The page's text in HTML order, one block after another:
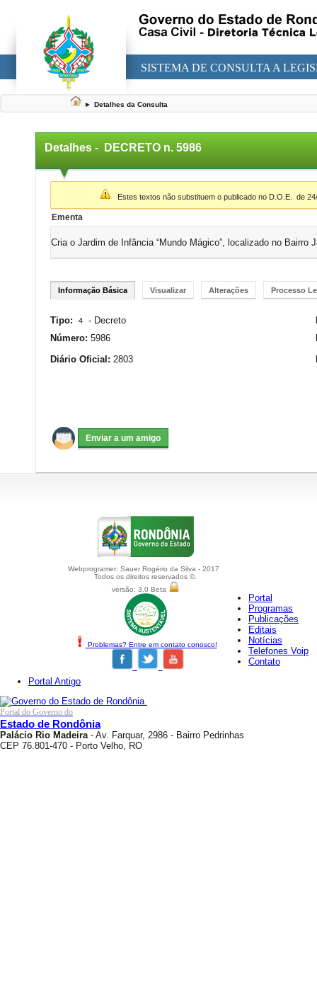
SISTEMA DE CONSULTA A
► Detalhes da Consulta
Detalhes - DECRETO n. 5986
▼
Estes textos não substituem o publicado no D.O.E. de
Ementa
Cria o Jardim de Infância “Mundo Mágico”, localizado no Bairro
Informação Básica Visualizar Alterações Processo
Tipo: 4 - Decreto
Número: 5986
Diário Oficial: 2803
Webprogramer: Sauer Rogério da Silva - 2017
Todos os direitos reservados ©.
versão: 3.0 Beta
Problemas? Entre em contato conosco!
Portal
Programas
Publicações
Editais
Notícias
Telefones Voip
Contato
Portal Antigo
Portal do Governo do
Estado de Rondônia
Palácio Rio Madeira- Av. Farquar, 2986 - Bairro Pedrinhas
CEP 76.801-470 - Porto Velho, RO